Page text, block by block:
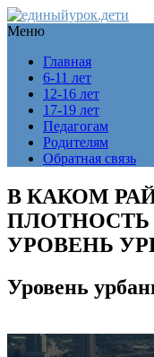
Меню
Главная
6-11 лет
12-16 лет
17-19 лет
Педагогам
Родителям
Обратная связь
В КАКОМ
УРОВЕНЬ
Уровень